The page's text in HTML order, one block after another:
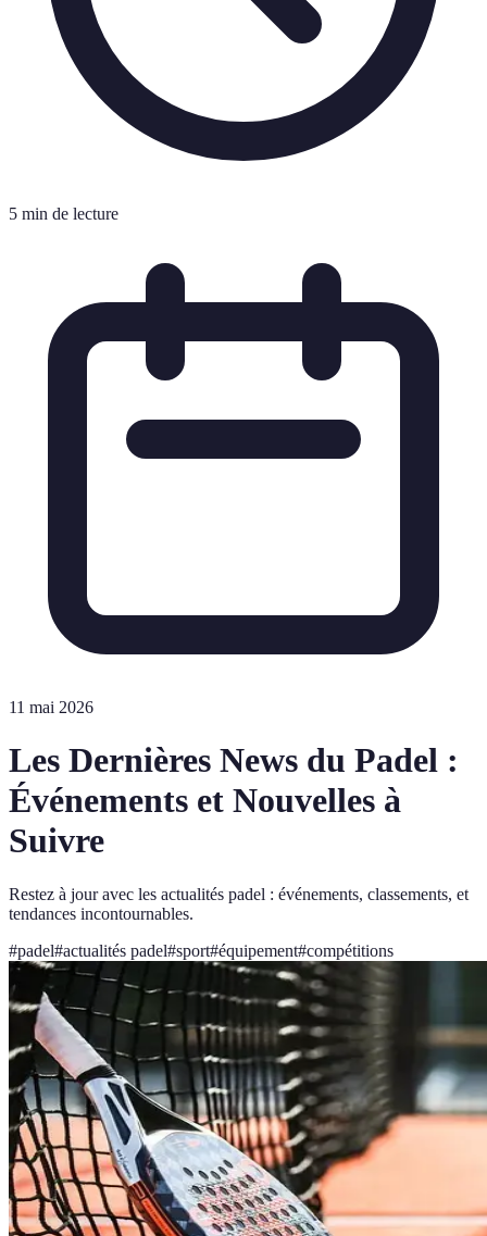
5 min de lecture
11 mai 2026
Les Dernières News du Padel :
Événements et Nouvelles à
Suivre
Restez à jour avec les actualités padel : événements, classements, et
tendances incontournables.
#padel#actualités padel#sport#équipement#compétitions